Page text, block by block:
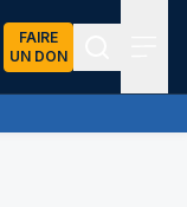
FAIRE
UN DON
nuages et un soleil